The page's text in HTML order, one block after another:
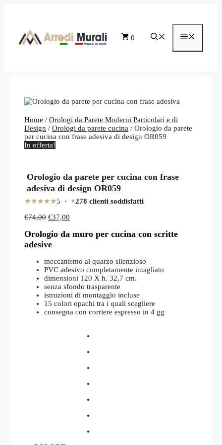
0
Home / Orologi da Parete Moderni Particolari e di
Design / Orologi da parete cucina / Orologio da parete
per cucina con frase adesiva di design OR059
In offerta!
Orologio da parete per cucina con frase
adesiva di design OR059
★★★★★5 · +278 clienti soddisfatti
€74,00 Il
originale
era:
€74,00.
€37,00
attuale
Orologio da muro per cucina con scritte
adesive
meccanismo al quarzo silenzioso
PVC adesivo completamente intagliato
dimensioni 120 X h. 32,7 cm.
senza sfondo trasparente
istruzioni di montaggio incluse
15 colori opachi tra i quali scegliere
consegna con corriere espresso in 4 gg